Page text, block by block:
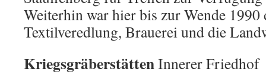
Weiterhin war hier bis zur Wende
Textilveredlung, Brauerei und die
KriegsgräberstättenInnerer Friedhof